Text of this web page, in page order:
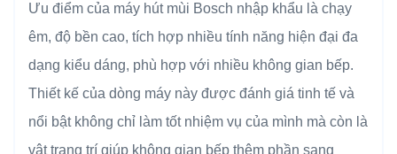
Ưu điểm của máy hút mùi Bosch nhập khẩu là chạy
êm, độ bền cao, tích hợp nhiều tính năng hiện đại đa
dạng kiểu dáng, phù hợp với nhiều không gian bếp.
Thiết kế của dòng máy này được đánh giá tinh tế và
nổi bật không chỉ làm tốt nhiệm vụ của mình mà còn là
vật trang trí giúp không gian bếp thêm phần sang